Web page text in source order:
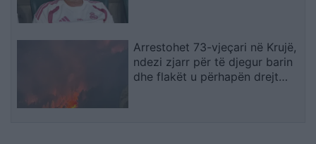
Arrestohet 73-vjeçari në Krujë,
ndezi zjarr për të djegur barin
dhe flakët u përhapën drejt